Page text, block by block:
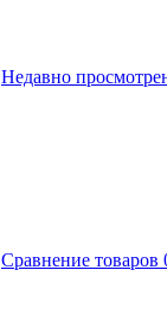
Недавно
Сравнение товаров